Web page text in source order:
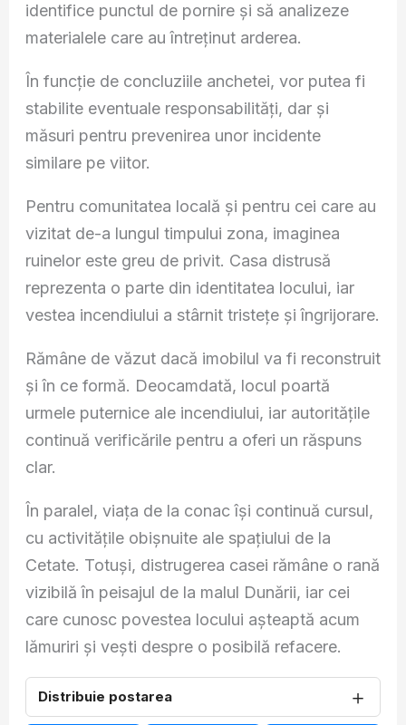
identifice punctul de pornire și să analizeze
materialele care au întreținut arderea.
În funcție de concluziile anchetei, vor putea fi
stabilite eventuale responsabilități, dar și
măsuri pentru prevenirea unor incidente
similare pe viitor.
Pentru comunitatea locală și pentru cei care au
vizitat de-a lungul timpului zona, imaginea
ruinelor este greu de privit. Casa distrusă
reprezenta o parte din identitatea locului, iar
vestea incendiului a stârnit tristețe și îngrijorare.
Rămâne de văzut dacă imobilul va fi reconstruit
și în ce formă. Deocamdată, locul poartă
urmele puternice ale incendiului, iar autoritățile
continuă verificările pentru a oferi un răspuns
clar.
În paralel, viața de la conac își continuă cursul,
cu activitățile obișnuite ale spațiului de la
Cetate. Totuși, distrugerea casei rămâne o rană
vizibilă în peisajul de la malul Dunării, iar cei
care cunosc povestea locului așteaptă acum
lămuriri și vești despre o posibilă refacere.
Distribuie postarea ＋